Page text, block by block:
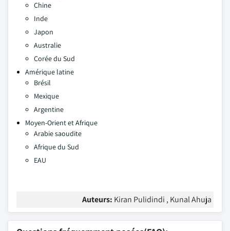
Chine
Inde
Japon
Australie
Corée du Sud
Amérique latine
Brésil
Mexique
Argentine
Moyen-Orient et Afrique
Arabie saoudite
Afrique du Sud
EAU
Auteurs: Kiran Pulidindi , Kunal Ahuja